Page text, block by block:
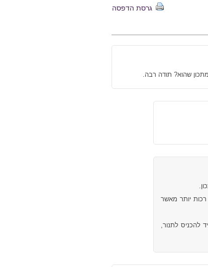
גרסת הדפסה
שהוא? תודה רבה.
יותר מאשר
להכניס לתנור,